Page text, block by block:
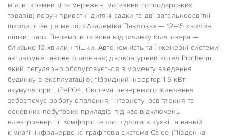
м’ясні крамниці та мережеві магазини господарських
товарів; поруч приватні дитячі садки та дві загальноосвітні
школи; станція метро «Академіка Павлова» — 12–15 хвилин
пішки; парк Перемоги та зона відпочинку біля озера —
близько 10 хвилин пішки. Автономність та інженерні системи:
автономне газове опалення; двоконтурний котел Protherm,
який регулярно обслуговується з моменту введення
будинку в експлуатацію; гібридний інвертор 1,5 кВт;
акумулятори LiFePO4. Система резервного живлення
забезпечує роботу опалення, інтернету, освітлення та
основних побутових приладів під час відключень
електроенергії. Комфорт: тепла підлога в кухні та ванній
кімнаті -інфрачервона графітова система Caleo (Південна